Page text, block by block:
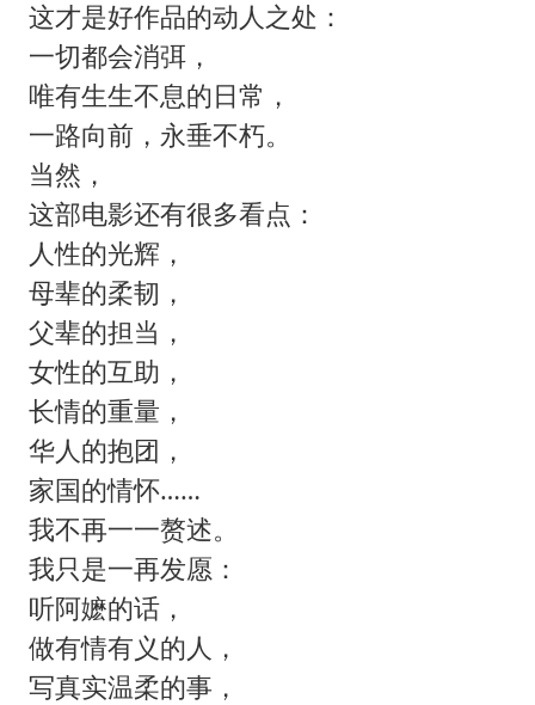
这才是好作品的动人之处：
一切都会消弭，
唯有生生不息的日常，
一路向前，永垂不朽。
当然，
这部电影还有很多看点：
人性的光辉，
母辈的柔韧，
父辈的担当，
女性的互助，
长情的重量，
华人的抱团，
家国的情怀……
我不再一一赘述。
我只是一再发愿：
听阿嬷的话，
做有情有义的人，
写真实温柔的事，